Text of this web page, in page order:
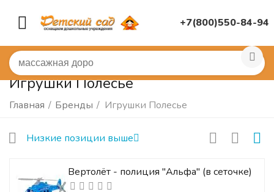
+7(800)550-84-94
Игрушки Полесье
Главная / Бренды / Игрушки Полесье
Низкие позиции выше
Вертолёт - полиция "Альфа" (в сеточке)